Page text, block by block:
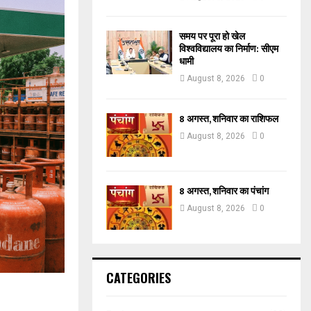
समय पर पूरा हो खेल
विश्वविद्यालय का निर्माण: सीएम
धामी
August 8, 2026 0
8 अगस्त, शनिवार का राशिफल
August 8, 2026 0
8 अगस्त, शनिवार का पंचांग
August 8, 2026 0
CATEGORIES